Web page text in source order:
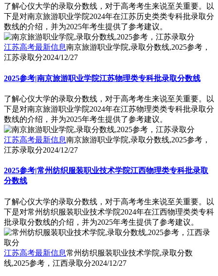
了解心仪大学的录取分数线，对于高考考生来说至关重要。以
下是对南京旅游职业学院2024年在江苏历史类类专科批录取分
数线的介绍，并为2025年考生提供了参考建议。
江苏高考最新信息南京旅游职业学院,录取分数线,2025参考，
江苏录取分2024/12/27
2025参考|南京旅游职业学院江苏物理类专科批录取分数线
了解心仪大学的录取分数线，对于高考考生来说至关重要。以
下是对南京旅游职业学院2024年在江苏物理类类专科批录取分
数线的介绍，并为2025年考生提供了参考建议。
江苏高考最新信息南京旅游职业学院,录取分数线,2025参考，
江苏录取分2024/12/27
2025参考|常州纺织服装职业技术学院江西物理类专科批录取
分数线
了解心仪大学的录取分数线，对于高考考生来说至关重要。以
下是对常州纺织服装职业技术学院2024年在江西物理类类专科
批录取分数线的介绍，并为2025年考生提供了参考建议。
江苏高考最新信息常州纺织服装职业技术学院,录取分数
线,2025参考，江西录取分2024/12/27